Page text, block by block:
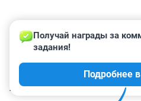
КОММЕНТАРИИ 1
Получай награды за
задания!
Подробнее